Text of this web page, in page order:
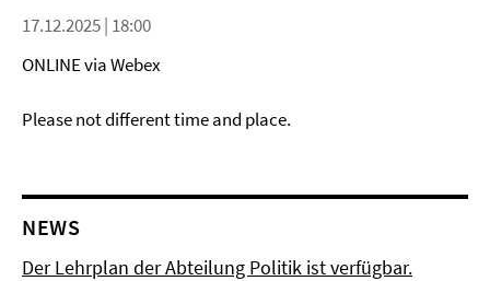
17.12.2025 | 18:00
ONLINE via Webex
Please not different time and place.
NEWS
Der Lehrplan der Abteilung Politik ist verfügbar.